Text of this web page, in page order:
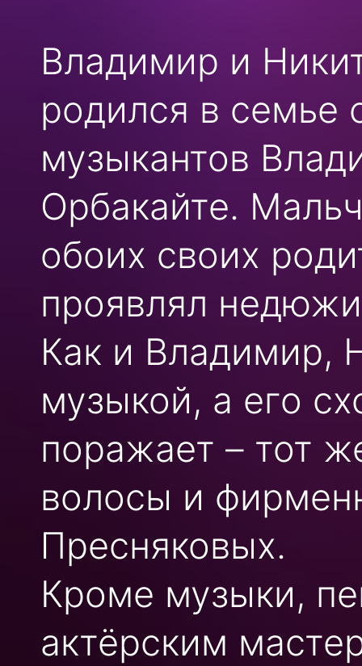
Владимир и
родился в семье
музыкантов
Орбакайте.
обоих своих
проявлял
Как и Владимир,
музыкой, а его
поражает – тот
волосы и
Пресняковых.
Кроме музыки,
актёрским